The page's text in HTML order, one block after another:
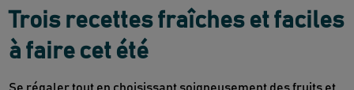
Trois recettes fraîches et faciles
à faire cet été